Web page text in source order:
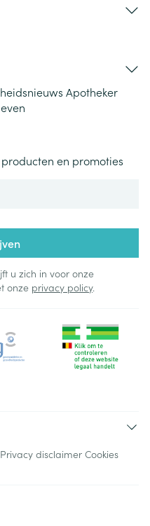
Apotheker
en promoties
u zich in voor onze
onze privacy policy.
Privacy disclaimer Cookies